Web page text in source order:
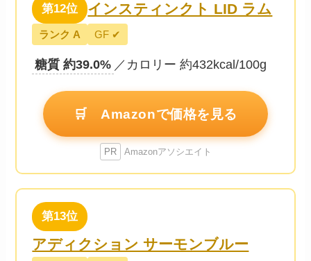
第12位 インスティンクト LID ラム
ランク A GF ✔
糖質 約39.0% ／カロリー 約432kcal/100g
🛒 Amazonで価格を見る
PR Amazonアソシエイト
第13位
アディクション サーモンブルー